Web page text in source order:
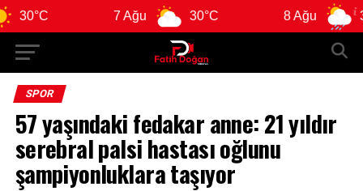
30°C 31°C
SPOR
57 yaşındaki fedakar anne: 21 yıldır
serebral palsi hastası oğlunu
şampiyonluklara taşıyor